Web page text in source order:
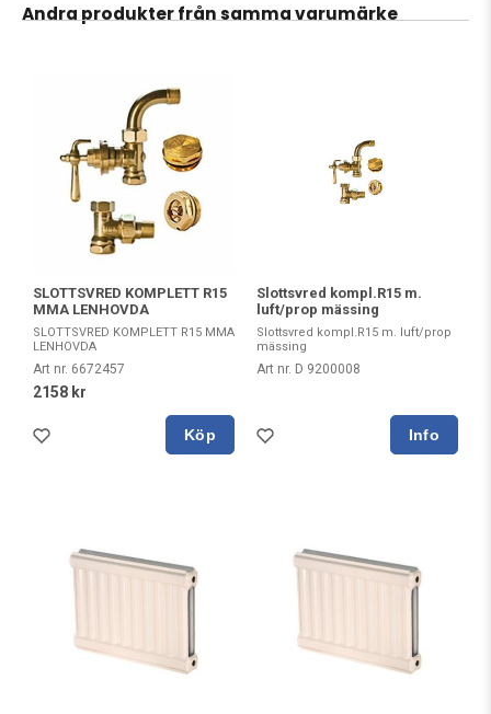
Andra produkter från samma varumärke
SLOTTSVRED KOMPLETT R15
MMA LENHOVDA
SLOTTSVRED KOMPLETT R15 MMA
LENHOVDA
Art nr. 6672457
2158 kr
Köp
Slottsvred kompl.R15 m.
luft/prop mässing
Slottsvred kompl.R15 m. luft/prop
mässing
Art nr. D 9200008